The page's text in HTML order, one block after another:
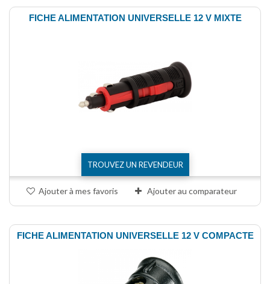
FICHE ALIMENTATION UNIVERSELLE 12 V MIXTE
TROUVEZ UN REVENDEUR
Ajouter à mes favoris Ajouter au comparateur
FICHE ALIMENTATION UNIVERSELLE 12 V COMPACTE